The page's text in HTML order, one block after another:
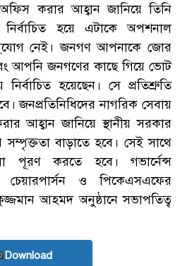
করার আহ্বান জানিয়ে তিনি
নির্বাচিত হয়ে এটাকে অপশনাল
নেই। জনগণ আপনাকে জোর
আপনি জনগণের কাছে গিয়ে ভোট
নির্বাচিত হয়েছেন। সে প্রতিশ্রুতি
জনপ্রতিনিধিদের নাগরিক সেবায়
আহ্বান জানিয়ে স্থানীয় সরকার
সম্পৃক্ততা বাড়াতে হবে। সেই সাথে
পূরণ করতে হবে। গভার্নেন্স
চেয়ারপার্সন ও পিকেএসএফের
আহমদ অনুষ্ঠানে সভাপতিত্ব
Download